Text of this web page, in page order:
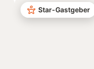
Star-Gastgeber